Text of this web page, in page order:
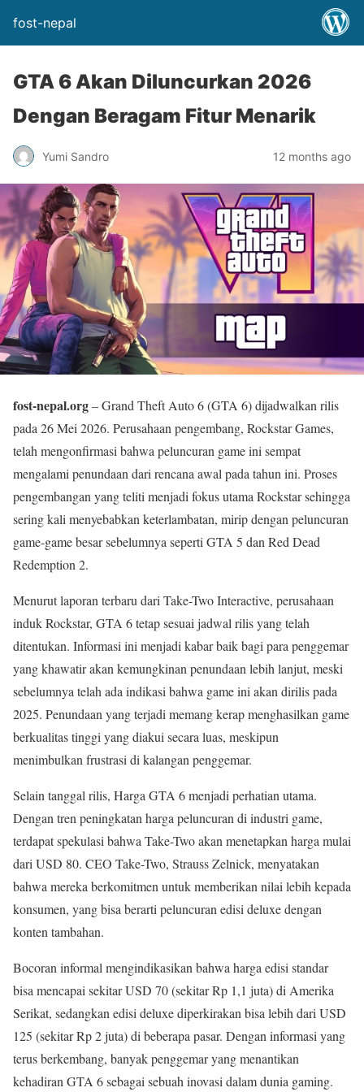
fost-nepal
GTA 6 Akan Diluncurkan 2026
Dengan Beragam Fitur Menarik
Yumi Sandro 12 months ago
fost-nepal.org– Grand Theft Auto 6 (GTA 6) dijadwalkan rilis
pada 26 Mei 2026. Perusahaan pengembang, Rockstar Games,
telah mengonfirmasi bahwa peluncuran game ini sempat
mengalami penundaan dari rencana awal pada tahun ini. Proses
pengembangan yang teliti menjadi fokus utama Rockstar sehingga
sering kali menyebabkan keterlambatan, mirip dengan peluncuran
game-game besar sebelumnya seperti GTA 5 dan Red Dead
Redemption 2.
Menurut laporan terbaru dari Take-Two Interactive, perusahaan
induk Rockstar, GTA 6 tetap sesuai jadwal rilis yang telah
ditentukan. Informasi ini menjadi kabar baik bagi para penggemar
yang khawatir akan kemungkinan penundaan lebih lanjut, meski
sebelumnya telah ada indikasi bahwa game ini akan dirilis pada
2025. Penundaan yang terjadi memang kerap menghasilkan game
berkualitas tinggi yang diakui secara luas, meskipun
menimbulkan frustrasi di kalangan penggemar.
Selain tanggal rilis, Harga GTA 6 menjadi perhatian utama.
Dengan tren peningkatan harga peluncuran di industri game,
terdapat spekulasi bahwa Take-Two akan menetapkan harga mulai
dari USD 80. CEO Take-Two, Strauss Zelnick, menyatakan
bahwa mereka berkomitmen untuk memberikan nilai lebih kepada
konsumen, yang bisa berarti peluncuran edisi deluxe dengan
konten tambahan.
Bocoran informal mengindikasikan bahwa harga edisi standar
bisa mencapai sekitar USD 70 (sekitar Rp 1,1 juta) di Amerika
Serikat, sedangkan edisi deluxe diperkirakan bisa lebih dari USD
125 (sekitar Rp 2 juta) di beberapa pasar. Dengan informasi yang
terus berkembang, banyak penggemar yang menantikan
kehadiran GTA 6 sebagai sebuah inovasi dalam dunia gaming.